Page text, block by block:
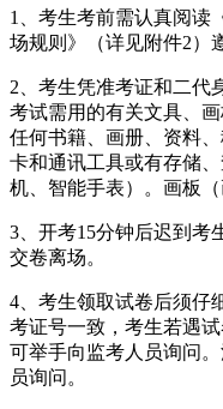
1、考生考前需认真阅读
场规则》（详见附件2）
2、考生凭准考证和二代
考试需用的有关文具、
任何书籍、画册、资料
卡和通讯工具或有存储
机、智能手表）。画板
3、开考15分钟后迟到考
交卷离场。
4、考生领取试卷后须仔
考证号一致，考生若遇
可举手向监考人员询问
员询问。